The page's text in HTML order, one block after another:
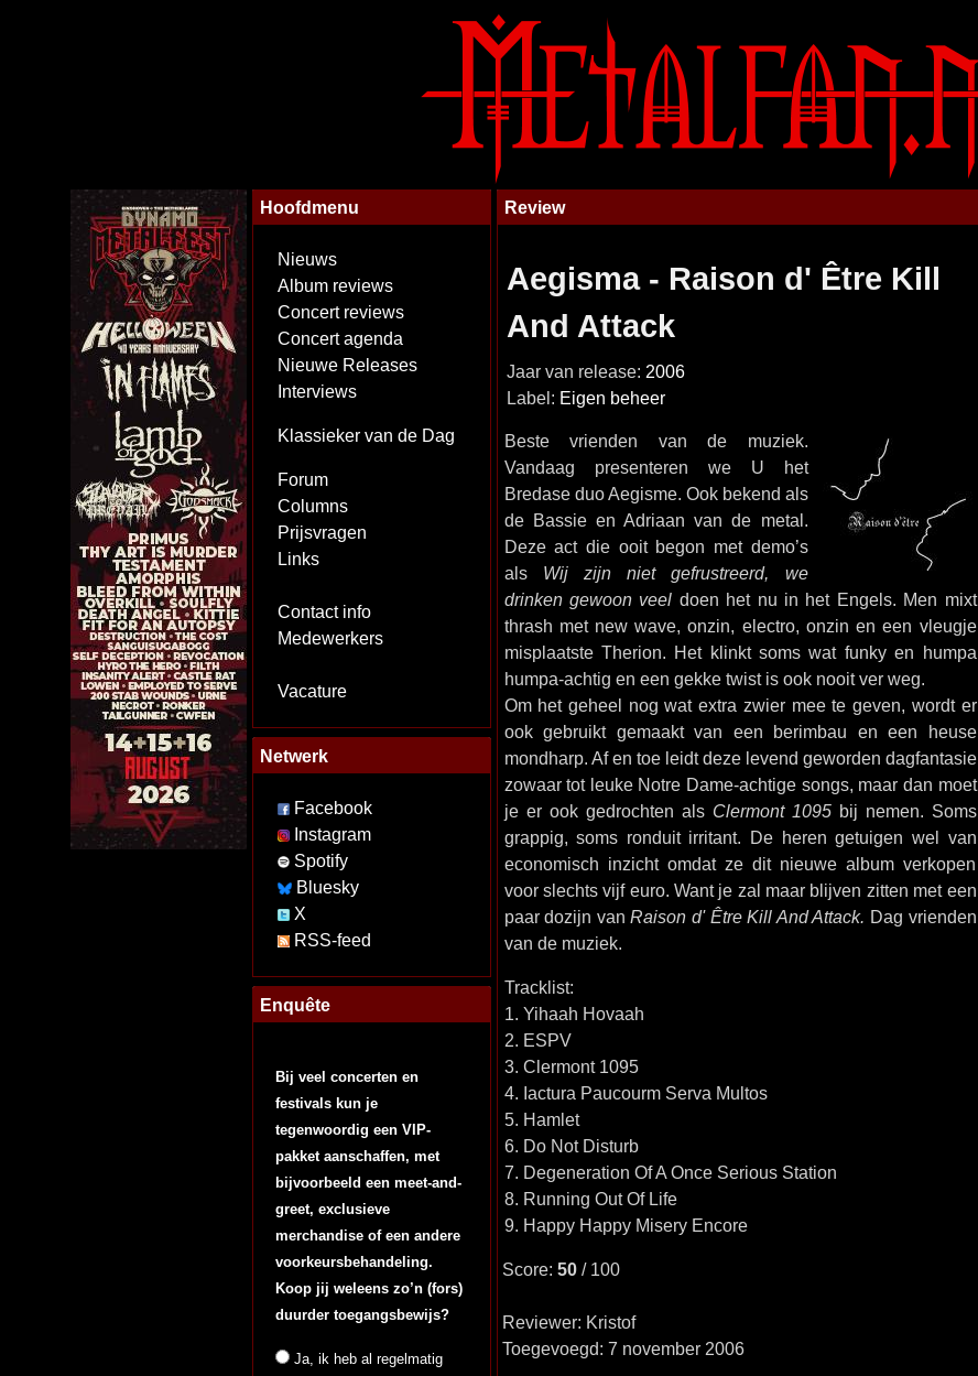
Hoofdmenu
Nieuws
Album reviews
Concert reviews
Concert agenda
Nieuwe Releases
Interviews
Klassieker van de Dag
Forum
Columns
Prijsvragen
Links
Contact info
Medewerkers
Vacature
Netwerk
Facebook
Instagram
Spotify
Bluesky
X
RSS-feed
Enquête
Bij veel concerten en
festivals kun je
tegenwoordig een VIP-
pakket aanschaffen, met
bijvoorbeeld een meet-and-
greet, exclusieve
merchandise of een andere
voorkeursbehandeling.
Koop jij weleens zo’n (fors)
duurder toegangsbewijs?
Ja, ik heb al regelmatig
Review
Aegisma - Raison d' Être Kill
And Attack
Jaar van release: 2006
Label: Eigen beheer
Beste vrienden van de muziek.
Vandaag presenteren we U het
Bredase duo Aegisme. Ook bekend als
de Bassie en Adriaan van de metal.
Deze act die ooit begon met demo’s
als Wij zijn niet gefrustreerd, we
drinken gewoon veel doen het nu in het Engels. Men mixt
thrash met new wave, onzin, electro, onzin en een vleugje
misplaatste Therion. Het klinkt soms wat funky en humpa
humpa-achtig en een gekke twist is ook nooit ver weg.
Om het geheel nog wat extra zwier mee te geven, wordt er
ook gebruikt gemaakt van een berimbau en een heuse
mondharp. Af en toe leidt deze levend geworden dagfantasie
zowaar tot leuke Notre Dame-achtige songs, maar dan moet
je er ook gedrochten als Clermont 1095bij nemen. Soms
grappig, soms ronduit irritant. De heren getuigen wel van
economisch inzicht omdat ze dit nieuwe album verkopen
voor slechts vijf euro. Want je zal maar blijven zitten met een
paar dozijn vanRaison d' Être Kill And Attack. Dag vrienden
van de muziek.
Tracklist:
1. Yihaah Hovaah
2. ESPV
3. Clermont 1095
4. Iactura Paucourm Serva Multos
5. Hamlet
6. Do Not Disturb
7. Degeneration Of A Once Serious Station
8. Running Out Of Life
9. Happy Happy Misery Encore
Score: 50/ 100
Reviewer: Kristof
Toegevoegd: 7 november 2006